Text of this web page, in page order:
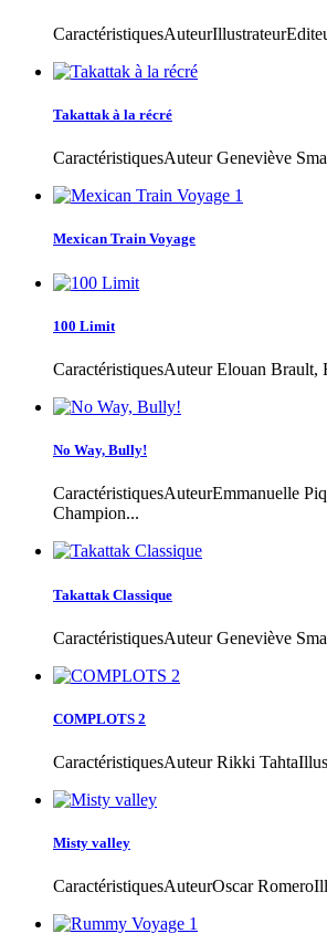
Takattak à la récré
CaractéristiquesAuteur Geneviève
Mexican Train Voyage
100 Limit
CaractéristiquesAuteur Elouan Brault,
No Way, Bully!
CaractéristiquesAuteurEmmanuelle
Champion...
Takattak Classique
CaractéristiquesAuteur Geneviève
COMPLOTS 2
CaractéristiquesAuteur Rikki
Misty valley
CaractéristiquesAuteurOscar